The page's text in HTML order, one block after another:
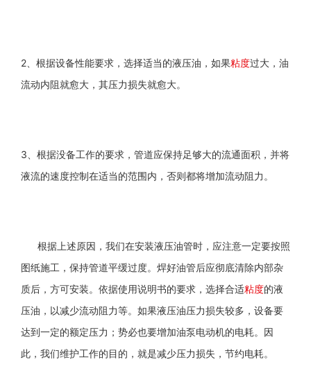
2、根据设备性能要求，选择适当的液压油，如果粘度过大，油
流动内阻就愈大，其压力损失就愈大。
3、根据没备工作的要求，管道应保持足够大的流通面积，并将
液流的速度控制在适当的范围内，否则都将增加流动阻力。
根据上述原因，我们在安装液压油管时，应注意一定要按照
图纸施工，保持管道平缓过度。焊好油管后应彻底清除内部杂
质后，方可安装。依据使用说明书的要求，选择合适粘度的液
压油，以减少流动阻力等。如果液压油压力损失较多，设备要
达到一定的额定压力；势必也要增加油泵电动机的电耗。因
此，我们维护工作的目的，就是减少压力损失，节约电耗。